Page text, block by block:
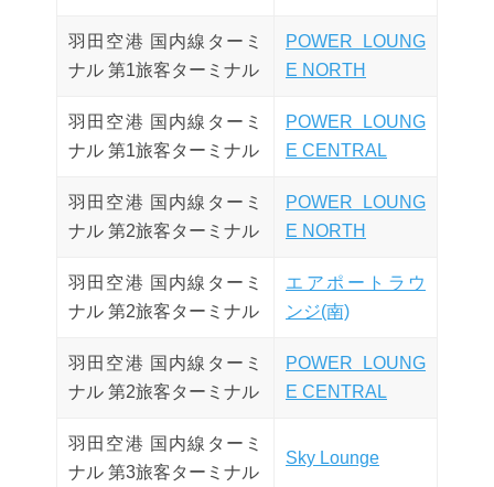
羽田空港 国内線ターミ
ナル 第1旅客ターミナル
POWER LOUNG
E NORTH
羽田空港 国内線ターミ
ナル 第1旅客ターミナル
POWER LOUNG
E CENTRAL
羽田空港 国内線ターミ
ナル 第2旅客ターミナル
POWER LOUNG
E NORTH
羽田空港 国内線ターミ
ナル 第2旅客ターミナル
エアポートラウ
ンジ(南)
羽田空港 国内線ターミ
ナル 第2旅客ターミナル
POWER LOUNG
E CENTRAL
羽田空港 国内線ターミ
ナル 第3旅客ターミナル
Sky Lounge